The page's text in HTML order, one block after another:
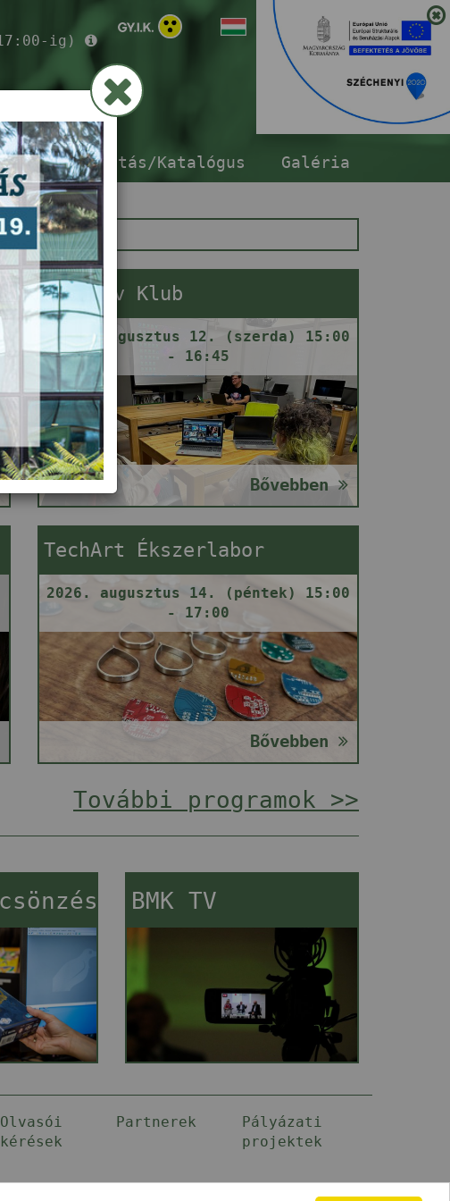
ig)
Hosszabbítás/Katalógus Galéria
Gamedev Klub
2026. augusztus 12. (szerda) 15:00
- 16:45
Bővebben
TechArt Ékszerlabor
2026. augusztus 14. (péntek) 15:00
- 17:00
Bővebben
További programok >>
BMK TV
Olvasói
kérések
Partnerek
Pályázati
projektek